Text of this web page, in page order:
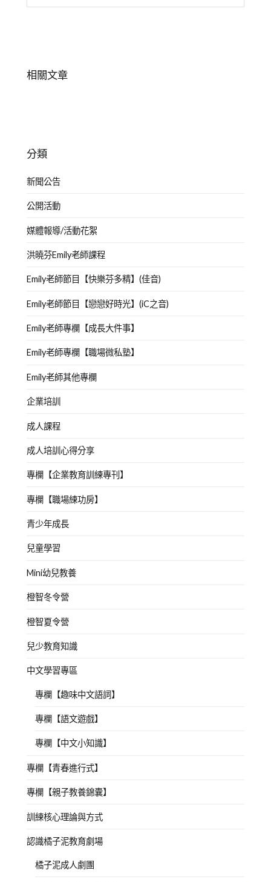
次
介
橘
青
尋
相關文章
分類
新聞公告
公開活動
媒體報導/活動花絮
洪曉芬Emily老師課程
Emily老師節目【快樂芬多精】(佳音)
Emily老師節目【戀戀好時光】(iC之音)
Emily老師專欄【成長大件事】
Emily老師專欄【職場微私塾】
Emily老師其他專欄
企業培訓
成人課程
成人培訓心得分享
專欄【企業教育訓練專刊】
專欄【職場練功房】
青少年成長
兒童學習
Mini幼兒教養
橙智冬令營
橙智夏令營
兒少教育知識
中文學習專區
專欄【趣味中文語詞】
專欄【語文遊戲】
專欄【中文小知識】
專欄【青春進行式】
專欄【親子教養錦囊】
訓練核心理論與方式
認識橘子泥教育劇場
橘子泥成人劇團